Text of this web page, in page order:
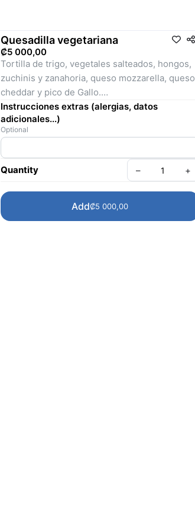
Quesadilla vegetariana
₡5 000,00
Tortilla de trigo, vegetales salteados, hongos,
zuchinis y zanahoria, queso mozzarella, queso
cheddar y pico de Gallo.
Incluye papas fritas.
Instrucciones extras (alergias, datos
adicionales...)
Optional
Quantity – +
Add₡5 000,00